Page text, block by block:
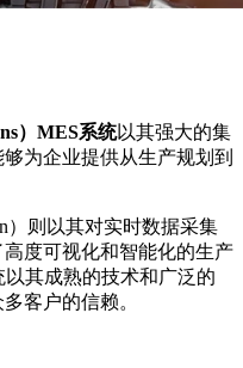
）MES系统以其强大的集
为企业提供从生产规划到
）则以其对实时数据采集
度可视化和智能化的生产
其成熟的技术和广泛的
客户的信赖。